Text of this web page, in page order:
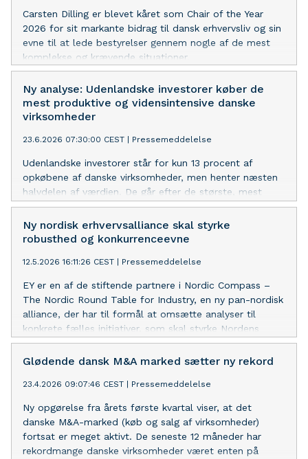
Carsten Dilling er blevet kåret som Chair of the Year
2026 for sit markante bidrag til dansk erhvervsliv og sin
evne til at lede bestyrelser gennem nogle af de mest
komplekse og krævende situationer.
Ny analyse: Udenlandske investorer køber de
mest produktive og vidensintensive danske
virksomheder
23.6.2026 07:30:00 CEST Pressemeddelelse
Udenlandske investorer står for kun 13 procent af
opkøbene af danske virksomheder, men henter næsten
halvdelen af værdien. De går efter de største, mest
produktive og mest vidensintensive selskaber, viser en
ny analyse fra Fremtidens Erhvervssucceser. Analysen
sætter fokus på en voksende udfordring for dansk
Ny nordisk erhvervsalliance skal styrke
robusthed og konkurrenceevne
12.5.2026 16:11:26 CEST Pressemeddelelse
EY er en af de stiftende partnere i Nordic Compass –
The Nordic Round Table for Industry, en ny pan-nordisk
alliance, der har til formål at omsætte analyser til
konkrete fælles initiativer, som skal styrke Nordens
konkurrenceevne og robusthed i en stadig mere usikker
verden.
Glødende dansk M&A marked sætter ny rekord
23.4.2026 09:07:46 CEST Pressemeddelelse
Ny opgørelse fra årets første kvartal viser, at det
danske M&A-marked (køb og salg af virksomheder)
fortsat er meget aktivt. De seneste 12 måneder har
rekordmange danske virksomheder været enten på